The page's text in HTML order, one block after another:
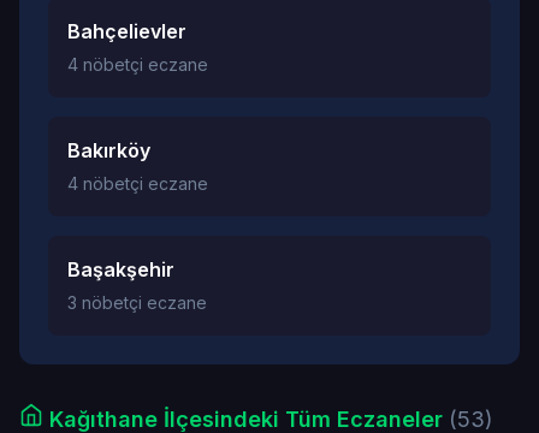
Bahçelievler
4 nöbetçi eczane
Bakırköy
4 nöbetçi eczane
Başakşehir
3 nöbetçi eczane
Kağıthane İlçesindeki Tüm Eczaneler (53)